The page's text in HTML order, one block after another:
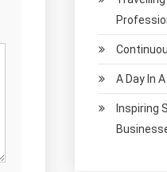
A Day In
Inspiring